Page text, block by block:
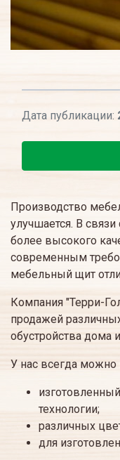
Дата публикации:
Производство
улучшается. В
более высокого
современным
мебельный щит
Компания "Терри-
продажей
обустройства дома
У нас всегда
технологии;
различных
для